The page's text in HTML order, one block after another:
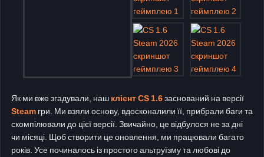
Як ми вже згадували, наш клієнт CS 1.6заснований на версії
Steam гри. Ми взяли основу, вдосконалили її, прибрали баги та
скомпілювали до цієї версії. Звичайно, це відбулося не за дні
чи місяці. Щоб створити це оновлення, ми працювали багато
років. Усе починалось із простого альтруїзму та любові до